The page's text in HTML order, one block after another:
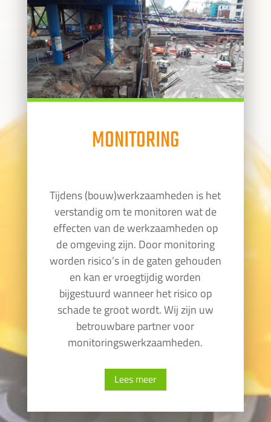
MONITORING
Tijdens (bouw)werkzaamheden is het
verstandig om te monitoren wat de
effecten van de werkzaamheden op
de omgeving zijn. Door monitoring
worden risico’s in de gaten gehouden
en kan er vroegtijdig worden
bijgestuurd wanneer het risico op
schade te groot wordt. Wij zijn uw
betrouwbare partner voor
monitoringswerkzaamheden.
Lees meer